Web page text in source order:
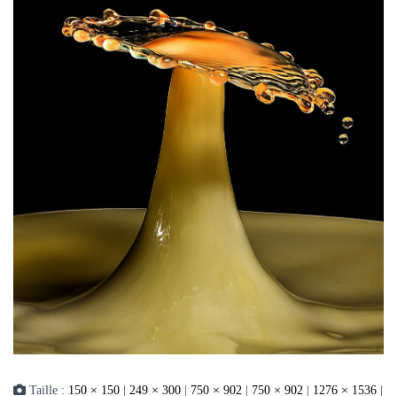
Taille : 150 × 150 249 × 300 750 × 902 750 × 902 1276 × 1536